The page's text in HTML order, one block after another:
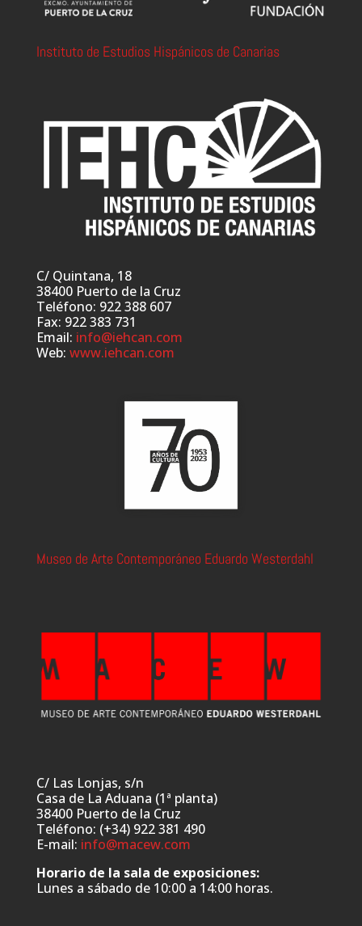
Instituto de Estudios Hispánicos de Canarias
C/ Quintana, 18
38400 Puerto de la Cruz
Teléfono: 922 388 607
Fax: 922 383 731
Email: info@iehcan.com
Web: www.iehcan.com
Museo de Arte Contemporáneo Eduardo Westerdahl
C/ Las Lonjas, s/n
Casa de La Aduana (1ª planta)
38400 Puerto de la Cruz
Teléfono: (+34) 922 381 490
E-mail: info@macew.com
Horario de la sala de exposiciones:
Lunes a sábado de 10:00 a 14:00 horas.